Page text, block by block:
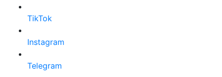
TikTok
Instagram
Telegram